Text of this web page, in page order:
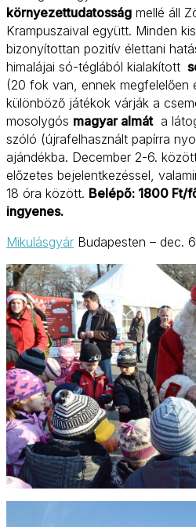
környezettudatosság mellé áll
Krampuszaival együtt. Minden
bizonyítottan pozitív élettani
himalájai só-téglából kialakított 
(20 fok van, ennek megfelelően
különböző játékok várják a
mosolygós magyar almát a
szóló (újrafelhasznált papírra
ajándékba. December 2-6.
előzetes bejelentkezéssel,
18 óra között. Belépő: 1800 Ft/
ingyenes.
Mikulásgyár Budapesten – dec.